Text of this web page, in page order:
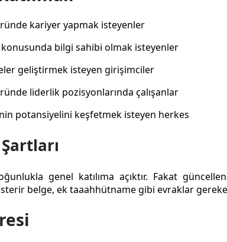
kariyer yapmak isteyenler
konusunda bilgi sahibi olmak isteyenler
geliştirmek isteyen girişimciler
liderlik pozisyonlarında çalışanlar
potansiyelini keşfetmek isteyen herkes
genel katılıma açıktır. Fakat
belge, ek taaahhütname gibi evraklar